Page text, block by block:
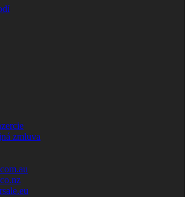
zmluva